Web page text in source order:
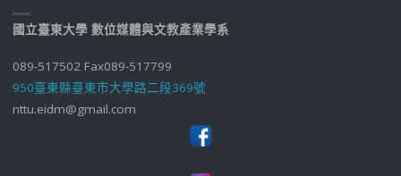
國立臺東大學 數位媒體與文教產業學系
089-517502 Fax089-517799
950臺東縣臺東市大學路二段369號
nttu.eidm@gmail.com